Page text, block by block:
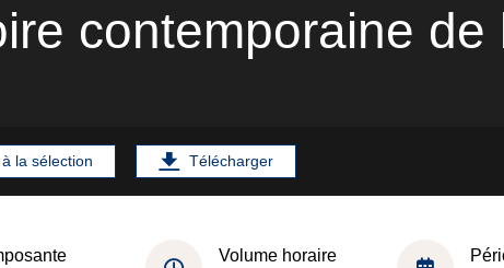
contemporaine
la sélection Télécharger
Volume horaire